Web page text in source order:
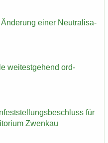
einer Neu­tra­li­sa­
wei­test­ge­hend ord­
für
Zwenkau